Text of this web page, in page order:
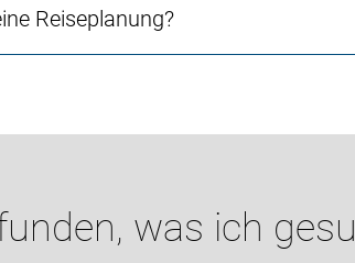
Reiseplanung?
was ich